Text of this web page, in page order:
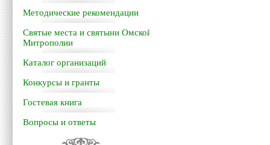
Методические рекомендации
Святые места и святыни Омской
Митрополии
Каталог организаций
Конкурсы и гранты
Гостевая книга
Вопросы и ответы